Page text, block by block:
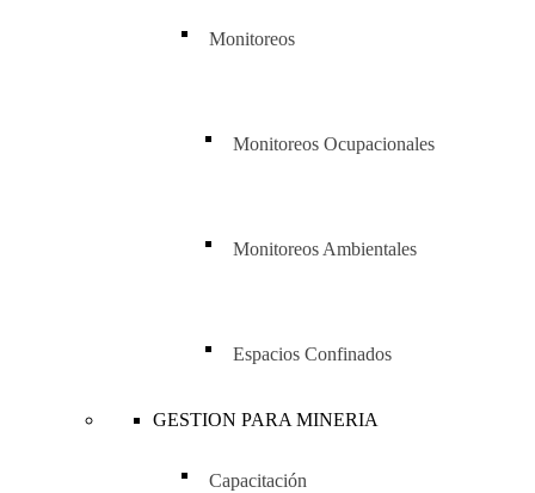
Monitoreos
Monitoreos Ocupacionales
Monitoreos Ambientales
Espacios Confinados
GESTION PARA MINERIA
Capacitación